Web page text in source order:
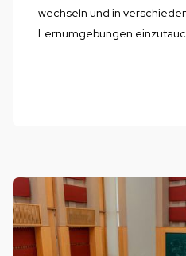
wechseln und in
Lernumgebungen